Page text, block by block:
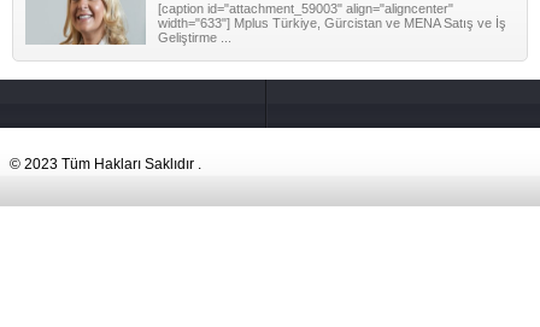
[caption id="attachment_59003" align="aligncenter"
width="633"] Mplus Türkiye, Gürcistan ve MENA Satış ve İş
Geliştirme ...
© 2023 Tüm Hakları Saklıdır .